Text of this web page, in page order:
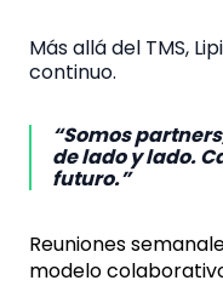
Más allá del TMS,
continuo.
“Somos
de lado y lado.
futuro.”
Reuniones
modelo